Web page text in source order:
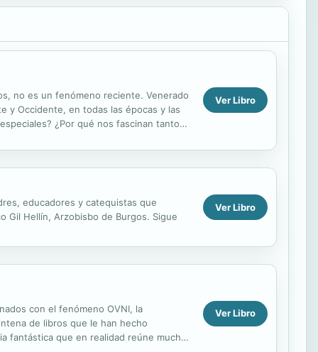
no es un fenómeno reciente. Venerado
y Occidente, en todas las épocas y las
¿Por qué nos fascinan tanto?
Ver Libro
educadores y catequistas que
Gil Hellín, Arzobisbo de Burgos. Sigue
Ver Libro
con el fenómeno OVNI, la
de libros que le han hecho
fantástica que en realidad reúne mucho
Ver Libro